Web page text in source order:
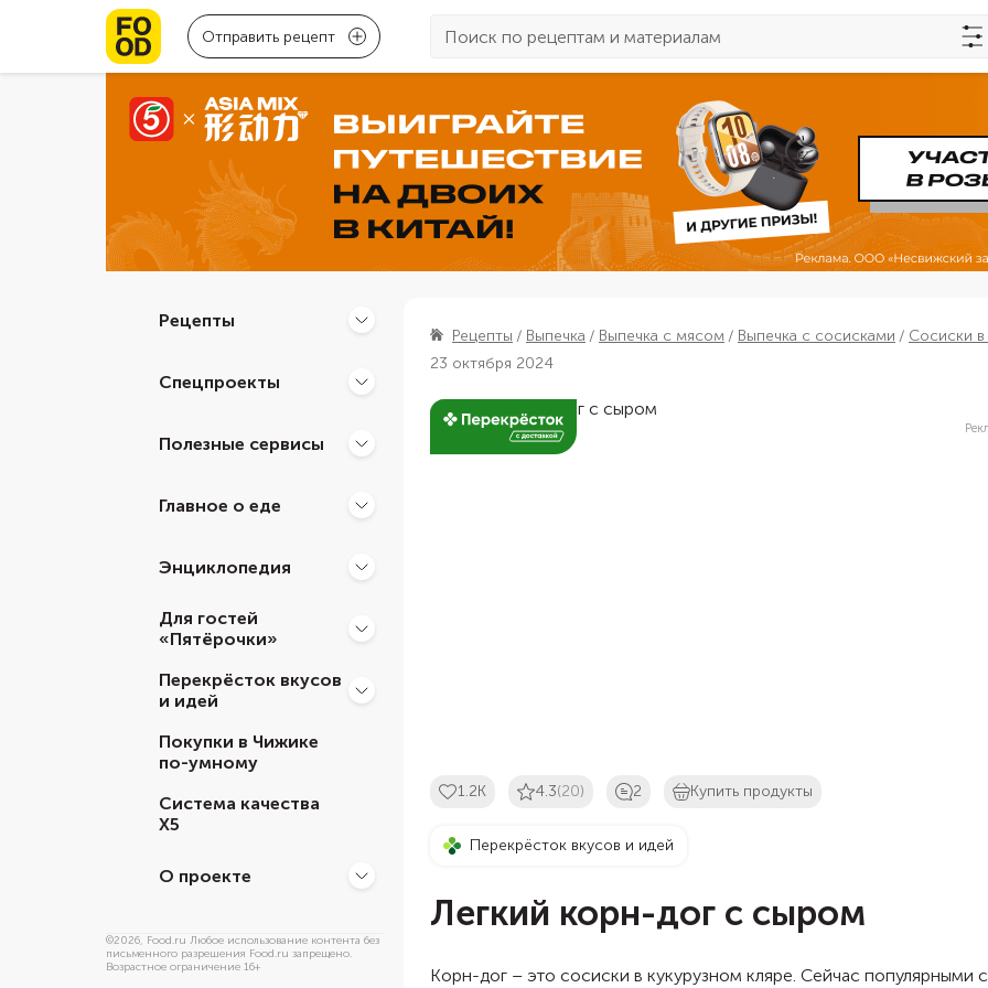
Отправить рецепт
Рецепты
Спецпроекты
Полезные сервисы
Главное о еде
Энциклопедия
Для гостей
«Пятёрочки»
Перекрёсток вкусов
и идей
Покупки в Чижике
по-умному
Система качества
Х5
О проекте
©2026, Food.ru Любое использование контента без
письменного разрешения Food.ru запрещено.
Возрастное ограничение 16+
Рецепты Выпечка Выпечка с мясом Выпечка с сосисками
Сосиски в
23 октября 2024
1.2K 4.3(20) 2 Купить продукты
Перекрёсток вкусов и идей
Легкий корн-дог с сыром
Корн-дог – это сосиски в кукурузном кляре. Сейчас популярными